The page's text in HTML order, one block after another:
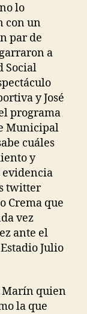
lo
con un
par de
a
Social
y José
programa
Municipal
cuáles
y
evidencia
twitter
Crema que
vez
ante el
Julio
Marín quien
la que